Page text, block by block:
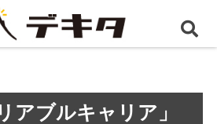
リース
弊社が「バリアブルキャリ
アブルキャリア」